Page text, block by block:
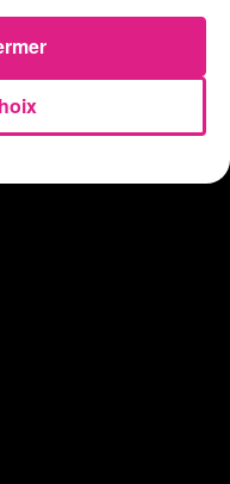
lance un appel à...
sont annulés